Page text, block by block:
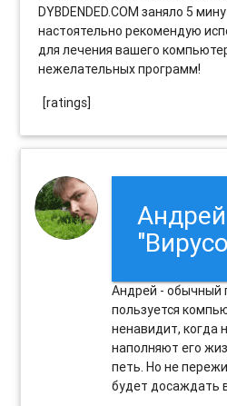
DYBDENDED.COM заняло 5
настоятельно рекомендую
для лечения вашего
нежелательных программ!
[ratings]
Андрей
Андрей - обычный
пользуется
ненавидит, когда
наполняют его
петь. Но не
будет досаждать